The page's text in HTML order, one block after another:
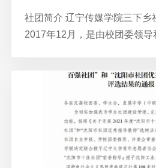
社团简介 辽宁传媒学院三下乡
2017年12月，是由校团委领